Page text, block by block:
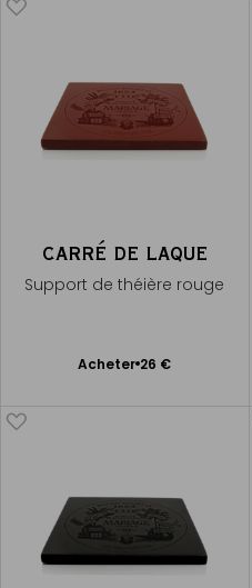
CARRÉ DE LAQUE
Support de théière rouge
Acheter 26 €
Ajouter